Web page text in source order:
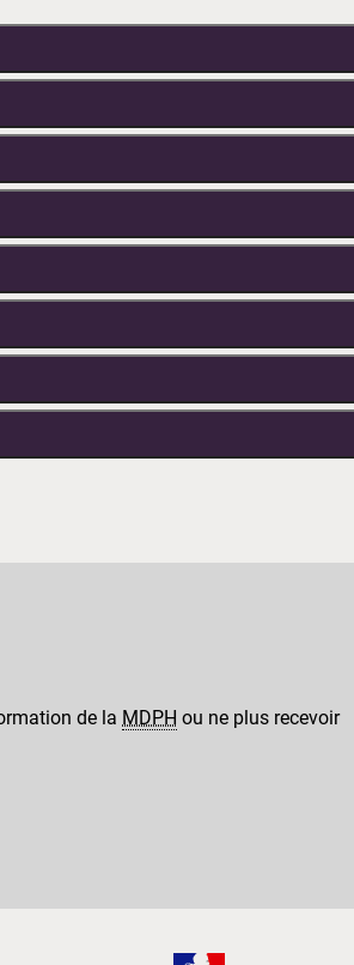
de la MDPH ou ne plus recevoir